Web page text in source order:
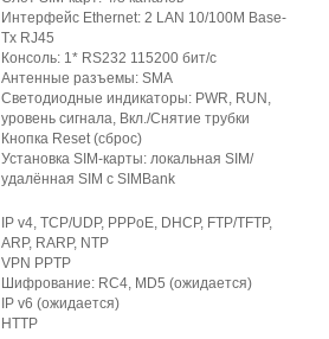
Интерфейс Ethernet: 2 LAN 10/100M Base-
Tx RJ45
Консоль: 1* RS232 115200 бит/с
Антенные разъемы: SMA
Светодиодные индикаторы: PWR, RUN,
уровень сигнала, Вкл./Снятие трубки
Кнопка Reset (сброс)
Установка SIM-карты: локальная SIM/
удалённая SIM с SIMBank
IP v4, TCP/UDP, PPPoE, DHCP, FTP/TFTP,
ARP, RARP, NTP
VPN PPTP
Шифрование: RC4, MD5 (ожидается)
IP v6 (ожидается)
HTTP